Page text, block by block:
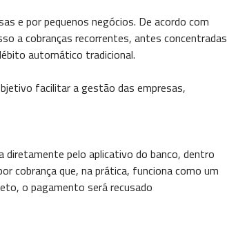
e por pequenos negócios. De acordo com
a cobranças recorrentes, antes concentradas
automático tradicional.
facilitar a gestão das empresas,
pelo aplicativo do banco, dentro
cobrança que, na prática, funciona como um
o pagamento será recusado